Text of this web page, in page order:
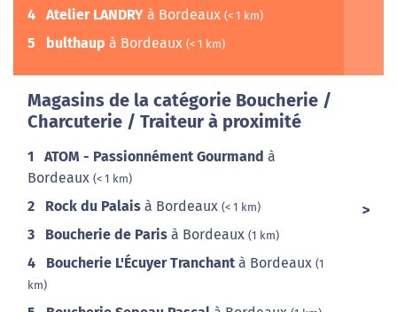
4 Atelier LANDRY à Bordeaux (< 1 km)
5 bulthaup à Bordeaux (< 1 km)
Magasins de la catégorie Boucherie /
Charcuterie / Traiteur à proximité
1 ATOM - Passionnément Gourmand à
Bordeaux (< 1 km)
2 Rock du Palais à Bordeaux (< 1 km)
3 Boucherie de Paris à Bordeaux (1 km)
4 Boucherie L'Écuyer Tranchant à Bordeaux (1
km)